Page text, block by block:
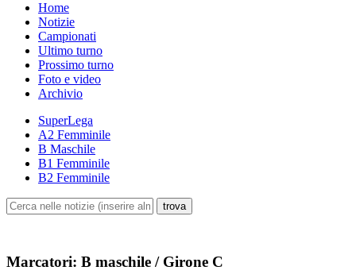
Home
Notizie
Campionati
Ultimo turno
Prossimo turno
Foto e video
Archivio
SuperLega
A2 Femminile
B Maschile
B1 Femminile
B2 Femminile
Marcatori: B maschile / Girone C